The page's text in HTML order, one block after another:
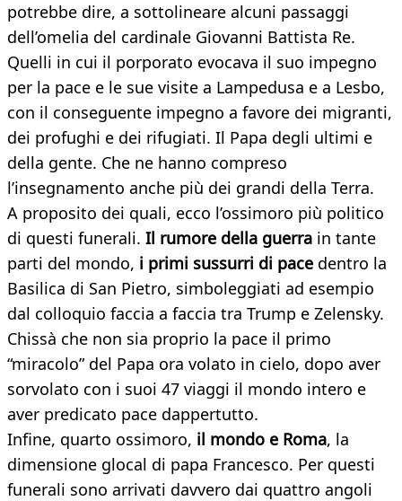
potrebbe dire, a sottolineare alcuni passaggi
dell’omelia del cardinale Giovanni Battista Re.
Quelli in cui il porporato evocava il suo impegno
per la pace e le sue visite a Lampedusa e a Lesbo,
con il conseguente impegno a favore dei migranti,
dei profughi e dei rifugiati. Il Papa degli ultimi e
della gente. Che ne hanno compreso
l’insegnamento anche più dei grandi della Terra.
A proposito dei quali, ecco l’ossimoro più politico
di questi funerali. Il rumore della guerra in tante
parti del mondo, i primi sussurri di pace dentro la
Basilica di San Pietro, simboleggiati ad esempio
dal colloquio faccia a faccia tra Trump e Zelensky.
Chissà che non sia proprio la pace il primo
“miracolo” del Papa ora volato in cielo, dopo aver
sorvolato con i suoi 47 viaggi il mondo intero e
aver predicato pace dappertutto.
Infine, quarto ossimoro, il mondo e Roma, la
dimensione glocal di papa Francesco. Per questi
funerali sono arrivati davvero dai quattro angoli